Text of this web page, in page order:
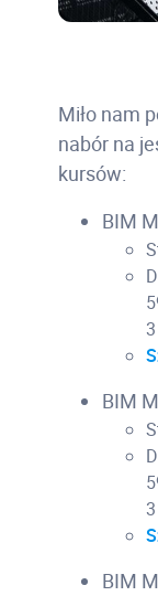
Miło nam
nabór na
kursów:
BIM
BIM
BIM